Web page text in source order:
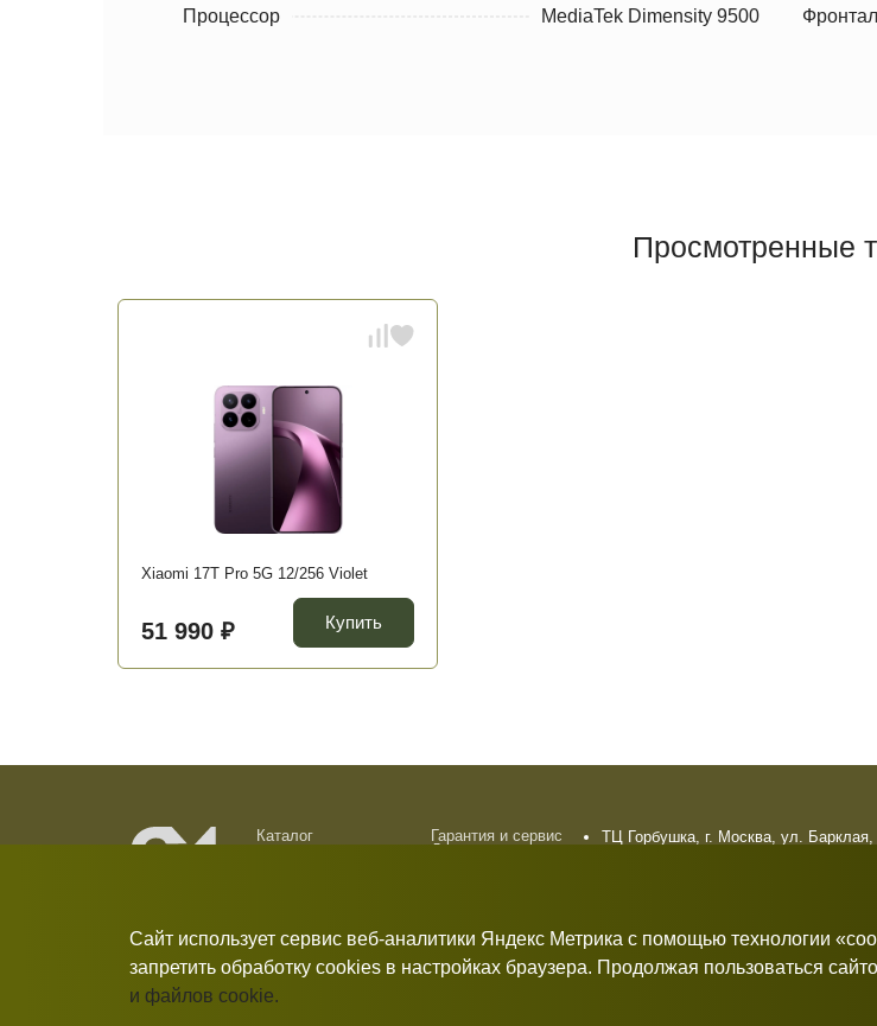
Процессор MediaTek Dimensity 9500
Просмотренные
Xiaomi 17T Pro 5G 12/256 Violet
51 990 ₽ Купить
Каталог
Гарантия и сервис
Доставка и оплата
ТЦ Горбушка, г. Москва, ул.
Сайт использует сервис веб-аналитики Яндекс Метрика с помощью технологии
запретить обработку cookies в настройках браузера. Продолжая пользоваться
и файлов cookie.